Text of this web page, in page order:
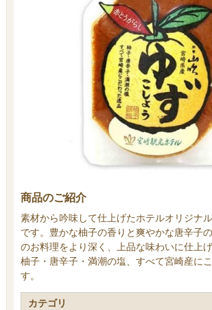
商品のご紹介
素材から吟味して仕上げたホテルオリジナ
です。豊かな柚子の香りと爽やかな唐辛子
のお料理をより深く、上品な味わいに仕上げ
柚子・唐辛子・満潮の塩、すべて宮崎産に
す。
カテゴリ